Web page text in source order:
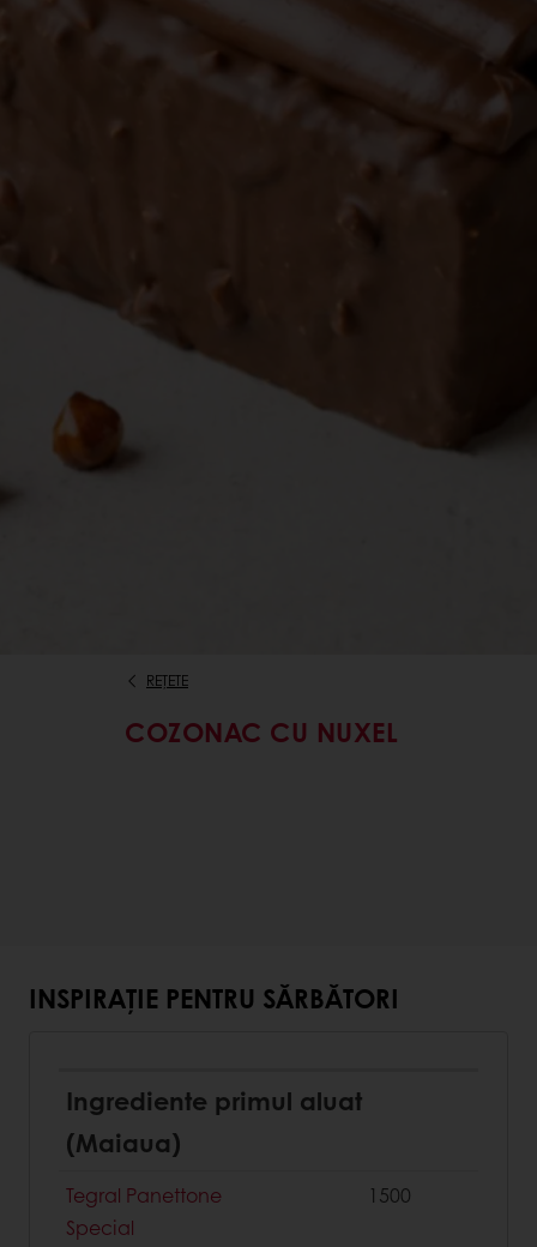
REȚETE
COZONAC CU NUXEL
INSPIRAȚIE PENTRU SĂRBĂTORI
Ingrediente primul aluat
(Maiaua)
Tegral Panettone
Special
1500